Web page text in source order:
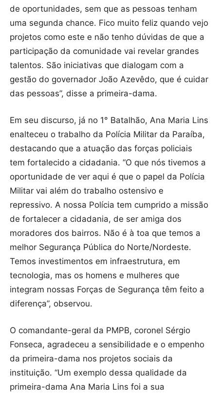
de oportunidades, sem que as pessoas tenham
uma segunda chance. Fico muito feliz quando vejo
projetos como este e não tenho dúvidas de que a
participação da comunidade vai revelar grandes
talentos. São iniciativas que dialogam com a
gestão do governador João Azevêdo, que é cuidar
das pessoas”, disse a primeira-dama.
Em seu discurso, já no 1° Batalhão, Ana Maria Lins
enalteceu o trabalho da Polícia Militar da Paraíba,
destacando que a atuação das forças policiais
tem fortalecido a cidadania. “O que nós tivemos a
oportunidade de ver aqui é que o papel da Polícia
Militar vai além do trabalho ostensivo e
repressivo. A nossa Polícia tem cumprido a missão
de fortalecer a cidadania, de ser amiga dos
moradores dos bairros. Não é à toa que temos a
melhor Segurança Pública do Norte/Nordeste.
Temos investimentos em infraestrutura, em
tecnologia, mas os homens e mulheres que
integram nossas Forças de Segurança têm feito a
diferença”, observou.
O comandante-geral da PMPB, coronel Sérgio
Fonseca, agradeceu a sensibilidade e o empenho
da primeira-dama nos projetos sociais da
instituição. “Um exemplo dessa qualidade da
primeira-dama Ana Maria Lins foi a sua